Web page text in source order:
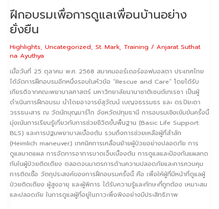
ฝึกอบรมเพื่อการดูแลเพื่อนบ้านอย่าง
ยั่งยืน
Highlights, Uncategorized, St. Mark, Training / Anjarat Suthat
na Ayuthya
เมื่อวันที่ 25 ตุลาคม พ.ศ. 2568 สมาคมออร์เดอร์ออฟมอลตา ประเทศไทย
ได้จัดการฝึกอบรมอีกหนึ่งรอบในหัวข้อ “Rescue and Care” โดยได้รับ
เกียรติจากคณะพยาบาลศาสตร์ มหาวิทยาลัยนานาชาติเซนต์เทเรซา เป็นผู้
ดำเนินการฝึกอบรม นำโดยอาจารย์สุวัฒน์ เบญจธรรมธร และ ดร.ปิยะดา
วรรธนะสาร ณ วัดนักบุญมาร์โก จังหวัดปทุมธานี การอบรมเชิงเข้มข้นครั้งนี้
มุ่งเน้นการเรียนรู้เกี่ยวกับการช่วยชีวิตขั้นพื้นฐาน (Basic Life Support:
BLS) และการปฐมพยาบาลเบื้องต้น รวมถึงการช่วยเหลือผู้ที่สำลัก
(Heimlich maneuver) เทคนิคการเคลื่อนย้ายผู้ป่วยอย่างปลอดภัย การ
ดูแลบาดแผล การจัดการอาการบาดเจ็บเบื้องต้น การดูแลและป้องกันแผลกด
ทับในผู้ป่วยติดเตียง ตลอดจนมาตรการด้านความปลอดภัยและการควบคุม
การติดเชื้อ วัตถุประสงค์ของการฝึกอบรมครั้งนี้ คือ เพื่อให้ผู้ที่มีหน้าที่ดูแลผู้
ป่วยติดเตียง ผู้สูงอายุ และผู้พิการ ได้รับความรู้และทักษะที่ถูกต้อง เหมาะสม
และปลอดภัย ในการดูแลผู้ที่อยู่ในภาวะพึ่งพิงอย่างมีประสิทธิภาพ